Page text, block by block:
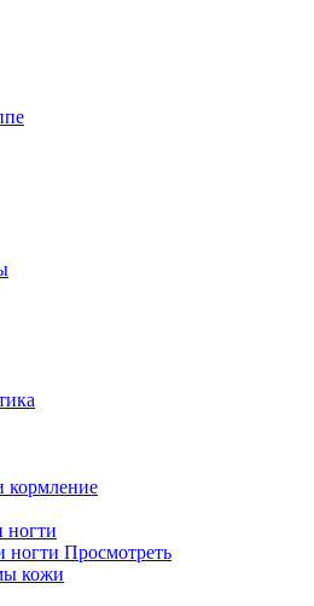
кормление
ногти
ногти Просмотреть
кожи